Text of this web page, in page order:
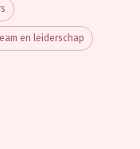
en leiderschap